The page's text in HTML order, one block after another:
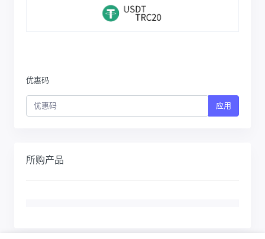
优惠码
应用
所购产品